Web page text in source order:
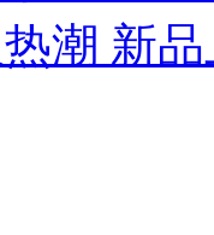
潮 新